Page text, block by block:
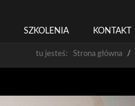
SZKOLENIA KONTAKT
tu jesteś: Strona główna